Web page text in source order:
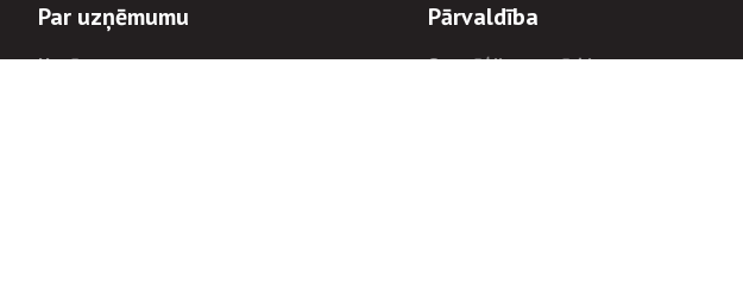
Par uzņēmumu
Uzņēmums
Pārvaldība
Stratēģija un mērķi